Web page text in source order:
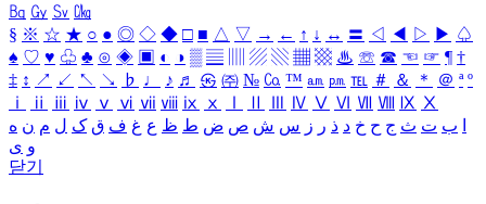
㏃ ㏉ ㏜ ㏆
§ ※ ☆ ★ ○ ● ◎ ◇ ◆ □ ■ △ ▽ → ← ↑ ↓ ↔ 〓 ◁ ◀ ▷ ▶ ♤
♠ ♡ ♥ ♧ ♣ ⊙ ◈ ▣ ◐ ◑ ▒ ▤ ▨ ▧ ▦ ▩ ♨ ☏ ☎ ☜ ☞ ¶ †
‡ ↕ ↗ ↙ ↖ ↘ ♭ ♩ ♪ ♬ ㉿ ㈜ № ㏇ ™ ㏂ ㏘ ℡ ＃ ＆ ＊ ＠ ª º
ⅰ
ⅱ ⅲ ⅳ ⅴ ⅵ ⅶ ⅷ ⅸ ⅹ Ⅳ Ⅴ Ⅵ Ⅶ Ⅷ Ⅸ Ⅹ
ب ت ث ج ح خ د ذ ر ز س ش ص ض ط ظ ع غ ف ق ک ل م ن ه
و ی
닫기